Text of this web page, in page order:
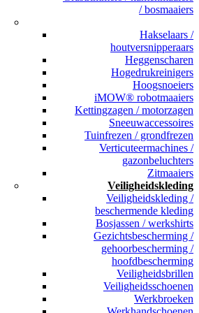
/ bosmaaiers
Hakselaars /
houtversnipperaars
Heggenscharen
Hogedrukreinigers
Hoogsnoeiers
iMOW® robotmaaiers
Kettingzagen / motorzagen
Sneeuwaccessoires
Tuinfrezen / grondfrezen
Verticuteermachines /
gazonbeluchters
Zitmaaiers
Veiligheidskleding
Veiligheidskleding /
beschermende kleding
Bosjassen / werkshirts
Gezichtsbescherming /
gehoorbescherming /
hoofdbescherming
Veiligheidsbrillen
Veiligheidsschoenen
Werkbroeken